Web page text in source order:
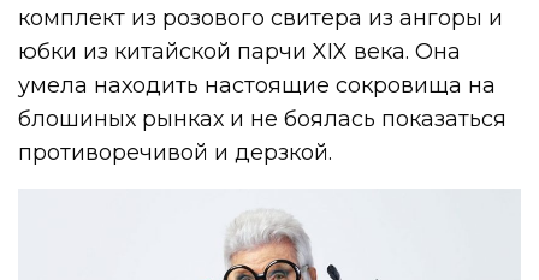
комплект из розового свитера из ангоры и
юбки из китайской парчи XIX века. Она
умела находить настоящие сокровища на
блошиных рынках и не боялась показаться
противоречивой и дерзкой.